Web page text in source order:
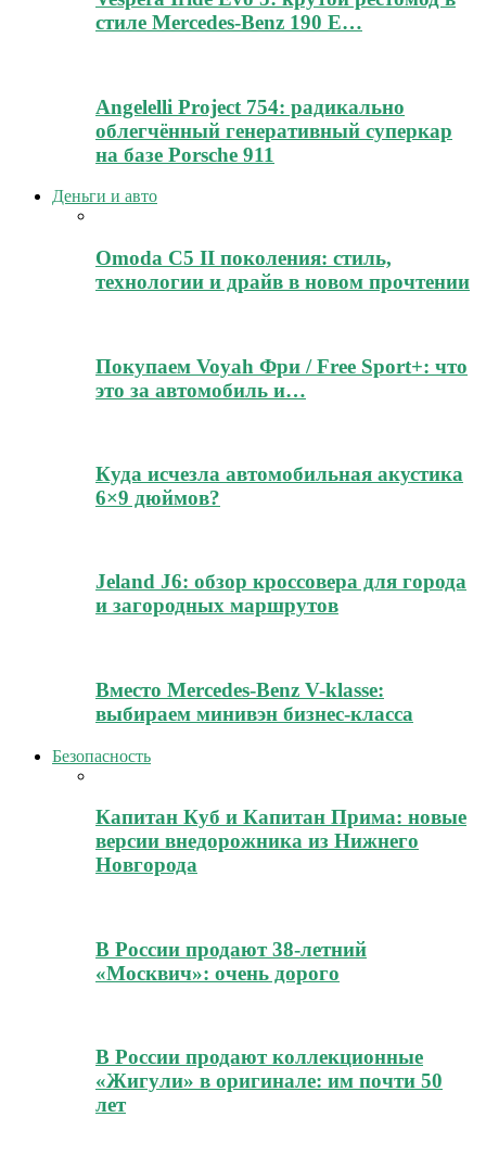
стиле Mercedes-Benz 190 E…
Angelelli Project 754: радикально
облегчённый генеративный суперкар
на базе Porsche 911
Деньги и авто
Omoda C5 II поколения: стиль,
технологии и драйв в новом прочтении
Покупаем Voyah Фри / Free Sport+: что
это за автомобиль и…
Куда исчезла автомобильная акустика
6×9 дюймов?
Jeland J6: обзор кроссовера для города
и загородных маршрутов
Вместо Mercedes-Benz V-klasse:
выбираем минивэн бизнес-класса
Безопасность
Капитан Куб и Капитан Прима: новые
версии внедорожника из Нижнего
Новгорода
В России продают 38-летний
«Москвич»: очень дорого
В России продают коллекционные
«Жигули» в оригинале: им почти 50
лет